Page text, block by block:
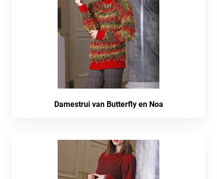
Damestrui van Butterfly en Noa